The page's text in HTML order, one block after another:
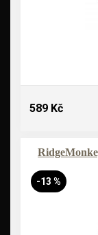
589 Kč
-13 %